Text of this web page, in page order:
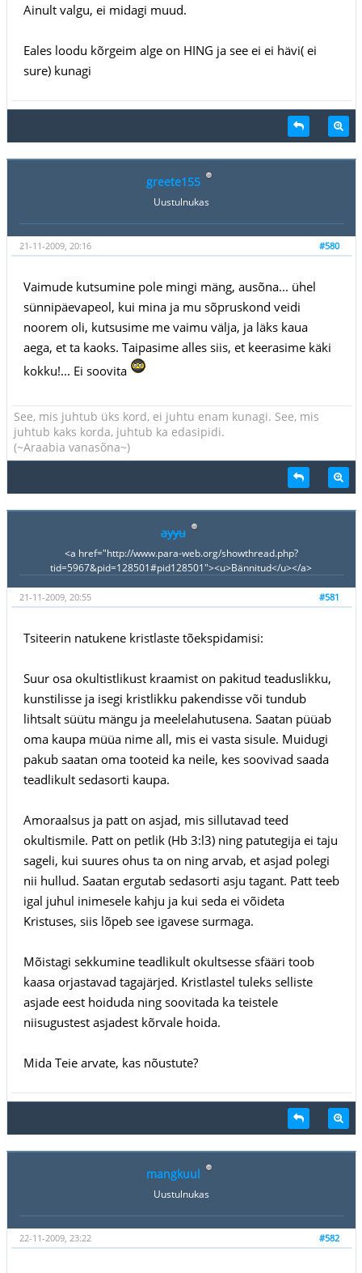
Ainult valgu, ei midagi muud.
Eales loodu kõrgeim alge on HING ja see ei ei hävi( ei
sure) kunagi
greete155
Uustulnukas
#580
21-11-2009, 20:16
Vaimude kutsumine pole mingi mäng, ausõna... ühel
sünnipäevapeol, kui mina ja mu sõpruskond veidi
noorem oli, kutsusime me vaimu välja, ja läks kaua
aega, et ta kaoks. Taipasime alles siis, et keerasime käki
kokku!... Ei soovita
See, mis juhtub üks kord, ei juhtu enam kunagi. See, mis
juhtub kaks korda, juhtub ka edasipidi.
(~Araabia vanasõna~)
ayyu
<a href="http://www.para-web.org/showthread.php?
tid=5967&pid=128501#pid128501"><u>Bännitud</u></a>
#581
21-11-2009, 20:55
Tsiteerin natukene kristlaste tõekspidamisi:
Suur osa okultistlikust kraamist on pakitud teaduslikku,
kunstilisse ja isegi kristlikku pakendisse või tundub
lihtsalt süütu mängu ja meelelahutusena. Saatan püüab
oma kaupa müüa nime all, mis ei vasta sisule. Muidugi
pakub saatan oma tooteid ka neile, kes soovivad saada
teadlikult sedasorti kaupa.
Amoraalsus ja patt on asjad, mis sillutavad teed
okultismile. Patt on petlik (Hb 3:l3) ning patutegija ei taju
sageli, kui suures ohus ta on ning arvab, et asjad polegi
nii hullud. Saatan ergutab sedasorti asju tagant. Patt teeb
igal juhul inimesele kahju ja kui seda ei võideta
Kristuses, siis lõpeb see igavese surmaga.
Mõistagi sekkumine teadlikult okultsesse sfääri toob
kaasa orjastavad tagajärjed. Kristlastel tuleks selliste
asjade eest hoiduda ning soovitada ka teistele
niisugustest asjadest kõrvale hoida.
Mida Teie arvate, kas nõustute?
mangkuul
Uustulnukas
#582
22-11-2009, 23:22